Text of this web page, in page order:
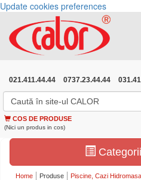
Update cookies preferences
021.411.44.44 0737.23.44.44
COS DE PRODUSE
(Nici un produs in cos)
Home Produse
Piscine, Cazi